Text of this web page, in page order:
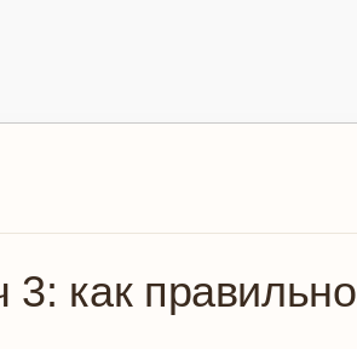
как правильно